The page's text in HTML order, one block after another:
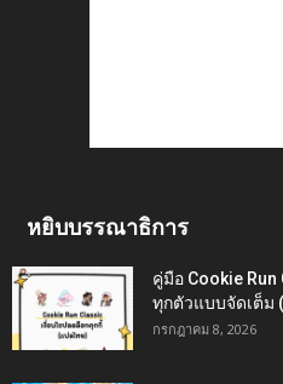
หยิบบรรณาธิการ
คู่มือ Cookie
ทุกตัวแบบจัดเต็ม
กรกฎาคม 8, 2026